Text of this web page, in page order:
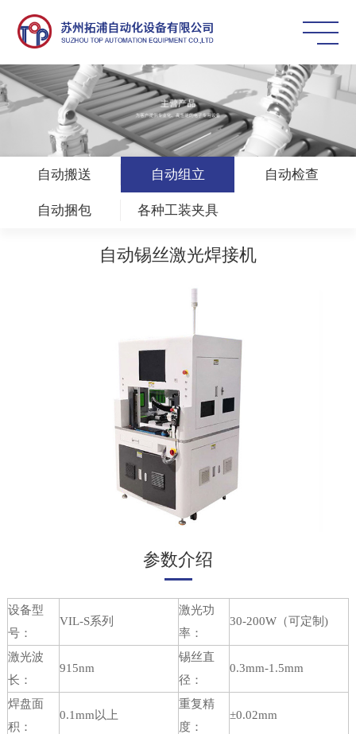
自动搬送 自动组立 自动检查
自动捆包 各种工装夹具
自动锡丝激光焊接机
参数介绍
设备型
号：
VIL-S系列
激光功
率：
30-200W（可定制)
激光波
长：
915nm
锡丝直
径：
0.3mm-1.5mm
焊盘面
积：
0.1mm以上
重复精
度：
±0.02mm